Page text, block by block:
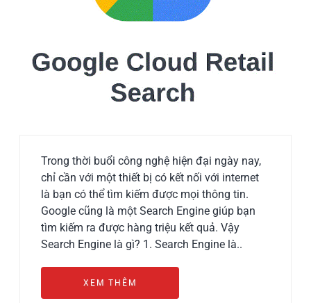
Trong thời buổi công nghệ hiện đại ngày nay,
chỉ cần với một thiết bị có kết nối với internet
là bạn có thể tìm kiếm được mọi thông tin.
Google cũng là một Search Engine giúp bạn
tìm kiếm ra được hàng triệu kết quả. Vậy
Search Engine là gì? 1. Search Engine là..
XEM THÊM